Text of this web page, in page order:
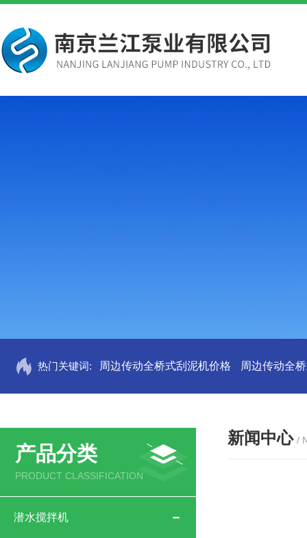
热门关键词: 周边传动全桥式刮泥机价格 周边传动全
产品分类
PRODUCT CLASSIFICATION
潜水搅拌机
新闻中心 /